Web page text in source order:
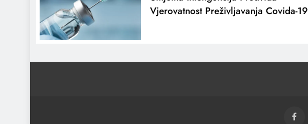
Vjerovatnost Preživljavanja Covida-19